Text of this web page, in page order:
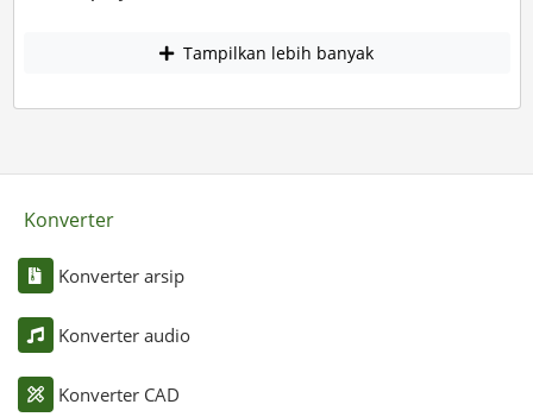
Tampilkan lebih banyak
Konverter
Konverter arsip
Konverter audio
Konverter CAD